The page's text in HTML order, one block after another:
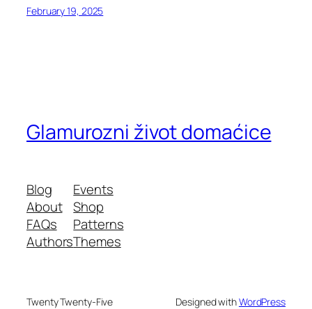
February 19, 2025
Glamurozni život domaćice
Blog
About
FAQs
Authors
Events
Shop
Patterns
Themes
Twenty Twenty-Five Designed withWordPress